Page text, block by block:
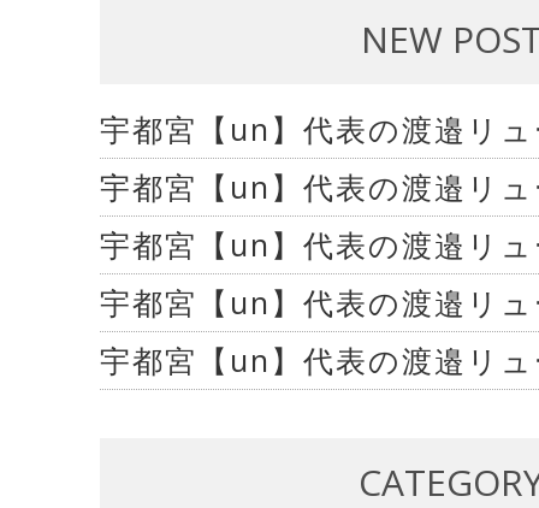
NEW
宇都宮【un】代表の渡邉リ
宇都宮【un】代表の渡邉リ
宇都宮【un】代表の渡邉リ
宇都宮【un】代表の渡邉リ
宇都宮【un】代表の渡邉リ